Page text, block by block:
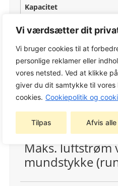
Vi værdsætter dit
Vi bruger cookies til at
personlige reklamer eller
vores netsted. Ved at klikke
giver du dit samtykke til vores
cookies. Cookiepolitik og
Tilpas Afvis alle
Kapacitet
Maksimal
Maks. luftstrøm
mundstykke
Maks. luftstrøm
mundstykke